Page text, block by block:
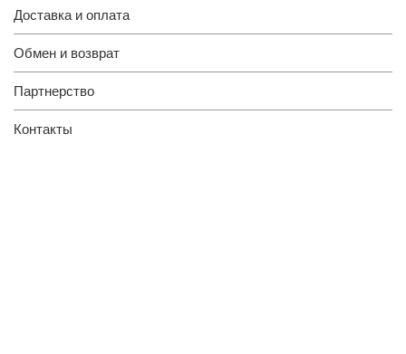
Доставка и оплата
Обмен и возврат
Партнерство
Контакты